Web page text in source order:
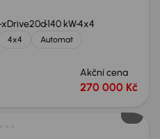
xDrive20d140 kW4x4
4x4
Automat
Akční cena
270 000 Kč